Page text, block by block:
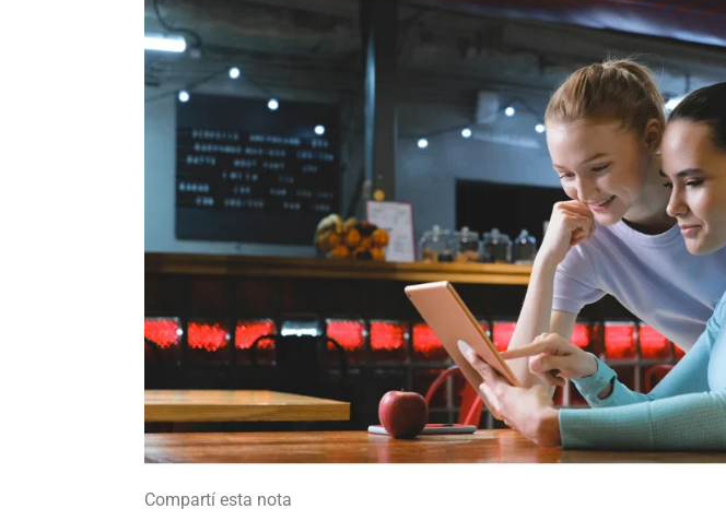
Compartí esta nota